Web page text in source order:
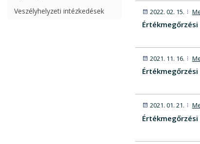
Veszélyhelyzeti intézkedések
2022. 02. 15.
2021. 11. 16.
2021. 01. 21.